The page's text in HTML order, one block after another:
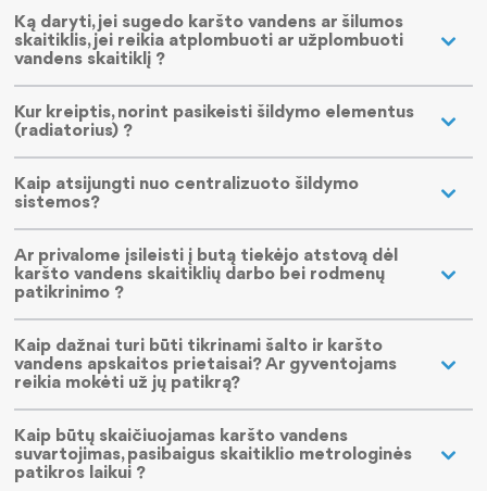
Norintiems tapti vartotojais
Savitarnos portalo naudojimo instrukcija
Jei krizė arba karas: kaip elgtis?
ES priemonių planas 2024-2026 m.
Ką daryti, jei sugedo karšto vandens ar šilumos
skaitiklis, jei reikia atplombuoti ar užplombuoti
vandens skaitiklį ?
Kur kreiptis, norint pasikeisti šildymo elementus
(radiatorius) ?
Kaip atsijungti nuo centralizuoto šildymo
sistemos?
Ar privalome įsileisti į butą tiekėjo atstovą dėl
karšto vandens skaitiklių darbo bei rodmenų
patikrinimo ?
Kaip dažnai turi būti tikrinami šalto ir karšto
vandens apskaitos prietaisai? Ar gyventojams
reikia mokėti už jų patikrą?
Kaip būtų skaičiuojamas karšto vandens
suvartojimas, pasibaigus skaitiklio metrologinės
patikros laikui ?